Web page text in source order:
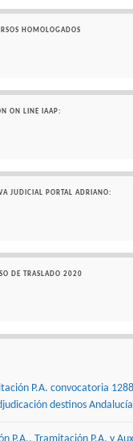
HOMOLOGADOS
ON LINE IAAP:
JUDICIAL PORTAL ADRIANO:
DE TRASLADO 2020
P.A. convocatoria
destinos Andalucía